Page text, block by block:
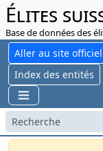
Élites
Base de données des
Aller au site officiel
Index des entités